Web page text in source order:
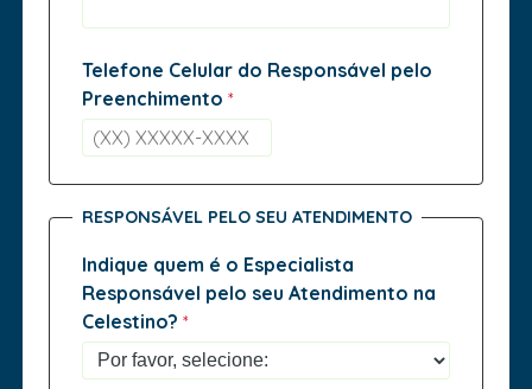
Telefone Celular do Responsável pelo
Preenchimento
RESPONSÁVEL PELO SEU ATENDIMENTO
Indique quem é o Especialista
Responsável pelo seu Atendimento na
Celestino?